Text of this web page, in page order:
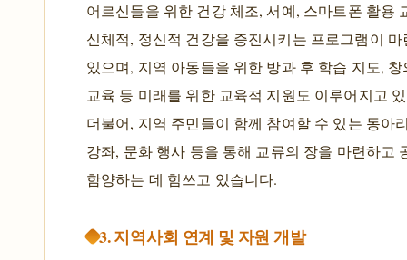
어르신들을 위한 건강 체조, 서예, 스마트폰 활용
신체적, 정신적 건강을 증진시키는 프로그램이 마
있으며, 지역 아동들을 위한 방과 후 학습 지도,
교육 등 미래를 위한 교육적 지원도 이루어지고
더불어, 지역 주민들이 함께 참여할 수 있는 동아
강좌, 문화 행사 등을 통해 교류의 장을 마련하고
함양하는 데 힘쓰고 있습니다.
3. 지역사회 연계 및 자원 개발